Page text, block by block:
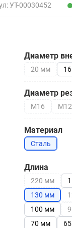
Клеи
Хомуты
Вилки
Фонари
УТ-00030452
Диаметр
20 мм
Диаметр
М16 М12
Материал
Сталь
Длина
220 мм
130 мм
100 мм
70 мм